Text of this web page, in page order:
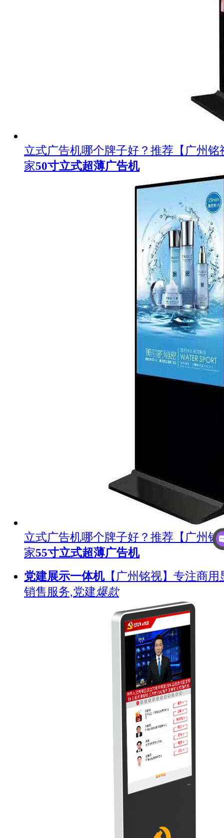
立式广告机哪个牌子好？推荐【广州铭
家50寸立式超薄广告机
立式广告机哪个牌子好？推荐【广州铭
家55寸立式超薄广告机
党建展示一体机【广州铭视】专注商用
销售服务,党建爆款